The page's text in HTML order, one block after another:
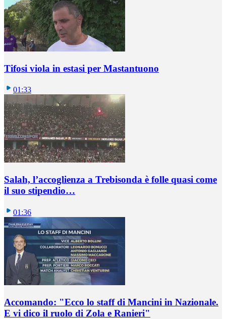
Tifosi viola in estasi per Mastantuono
01:33
Salah, l’accoglienza a Trebisonda è folle quasi come
il suo stipendio…
01:36
Accomando: "Ecco lo staff di Mancini in Nazionale.
E vi dico il ruolo di Zola e Ranieri"